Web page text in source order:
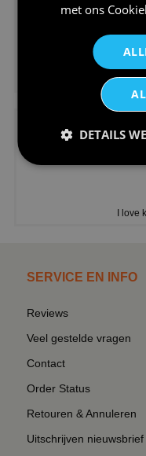
V-hals
I love
SERVICE EN INFO
Reviews
Veel gestelde vragen
Contact
Order Status
Retouren & Annuleren
Uitschrijven nieuwsbrief
met ons
DETAILS